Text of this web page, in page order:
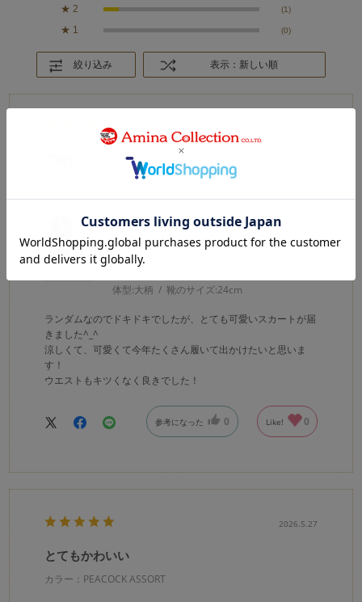
★ 2 (1)
★ 1 (0)
絞り込み 表示：新しい順
カラー：FLOWER ASSORT
むくゆ
体型:大柄 靴のサイズ:24cm
ランダムなのでドキドキでしたが、とても可愛いスカートが届
きました^_^
涼しくて、可愛くて今年たくさん履いて出かけたいと思いま
す！
ウエストもキツくなく良きでした！
参考になった 0 Like! 0
2026.5.27
とてもかわいい
カラー：PEACOCK ASSORT